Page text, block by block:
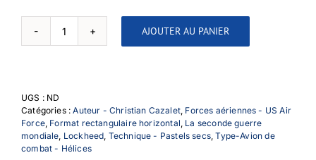
quantité
de
Maru
AJOUTER AU PANIER
UGS : ND
Catégories :Auteur - Christian Cazalet, Forces aériennes - US Air
Force, Format rectangulaire horizontal, La seconde guerre
mondiale, Lockheed, Technique - Pastels secs,Type-Avion de
combat - Hélices